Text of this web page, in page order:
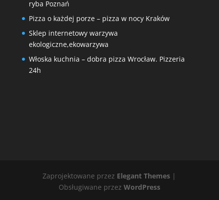
ryba Poznań
Pizza o każdej porze – pizza w nocy Kraków
Sklep internetowy warzywa
ekologiczne,ekowarzywa
Włoska kuchnia – dobra pizza Wrocław. Pizzeria
24h
Zaprojektowane przez Elegant Themes |
Obsługiwane przez WordPress